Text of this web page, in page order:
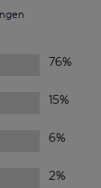
76%
15%
6%
2%